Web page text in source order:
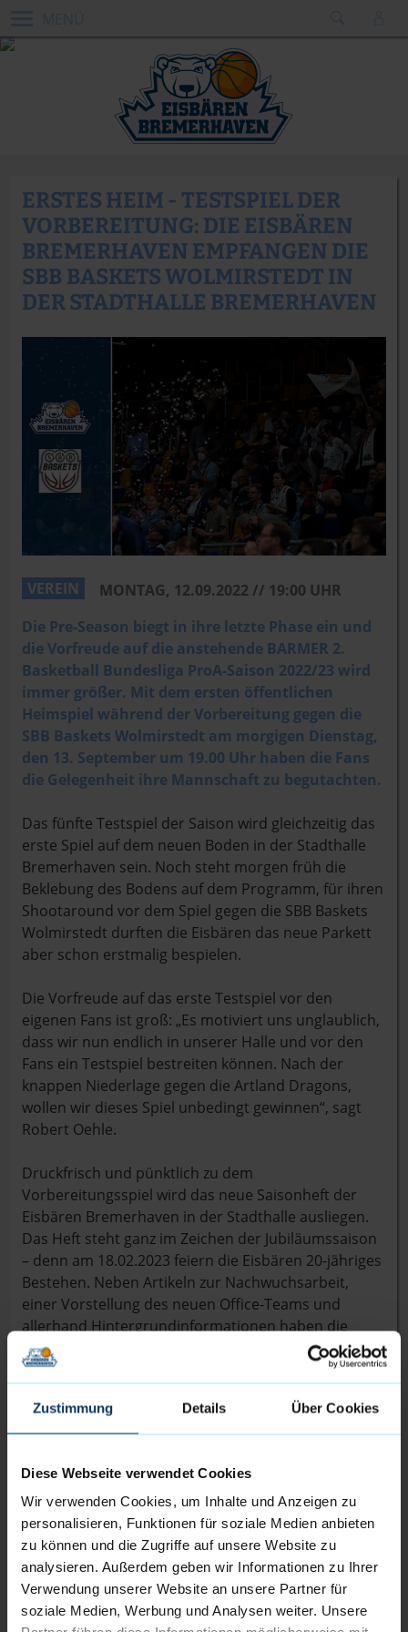
Zustimmung Details Über Cookies
Diese Webseite verwendet Cookies
Wir verwenden Cookies, um Inhalte und Anzeigen zu
personalisieren, Funktionen für soziale Medien anbieten
zu können und die Zugriffe auf unsere Website zu
analysieren. Außerdem geben wir Informationen zu Ihrer
Verwendung unserer Website an unsere Partner für
soziale Medien, Werbung und Analysen weiter. Unsere
ERSTES HEIM - TESTSPIEL DER
VORBEREITUNG: DIE EISBÄREN
BREMERHAVEN EMPFANGEN DIE
SBB BASKETS WOLMIRSTEDT IN
DER STADTHALLE BREMERHAVEN
VEREIN
MONTAG, 12.09.2022 // 19:00 UHR
Die Pre-Season biegt in ihre letzte Phase ein und
die Vorfreude auf die anstehende BARMER 2.
Basketball Bundesliga ProA-Saison 2022/23 wird
immer größer. Mit dem ersten öffentlichen
Heimspiel während der Vorbereitung gegen die
SBB Baskets Wolmirstedt am morgigen Dienstag,
den 13. September um 19.00 Uhr haben die Fans
die Gelegenheit ihre Mannschaft zu begutachten.
Das fünfte Testspiel der Saison wird gleichzeitig das
erste Spiel auf dem neuen Boden in der Stadthalle
Bremerhaven sein. Noch steht morgen früh die
Beklebung des Bodens auf dem Programm, für ihren
Shootaround vor dem Spiel gegen die SBB Baskets
Wolmirstedt durften die Eisbären das neue Parkett
aber schon erstmalig bespielen.
Die Vorfreude auf das erste Testspiel vor den
eigenen Fans ist groß: „Es motiviert uns unglaublich,
dass wir nun endlich in unserer Halle und vor den
Fans ein Testspiel bestreiten können. Nach der
knappen Niederlage gegen die Artland Dragons,
wollen wir dieses Spiel unbedingt gewinnen“, sagt
Robert Oehle.
Druckfrisch und pünktlich zu dem
Vorbereitungsspiel wird das neue Saisonheft der
Eisbären Bremerhaven in der Stadthalle ausliegen.
Das Heft steht ganz im Zeichen der Jubiläumssaison
– denn am 18.02.2023 feiern die Eisbären 20-jähriges
Bestehen. Neben Artikeln zur Nachwuchsarbeit,
einer Vorstellung des neuen Office-Teams und
allerhand Hintergrundinformationen haben die
Eisbären ihre Favoriten aus den Impressionen der
letzten 20 Jahren zusammengesucht. Allen voran
– Mannschaft und des neuen Trainer-Teams.
Änderungen ist dieses Heimspiel erstmalig wieder
unter regulären Bedingungen möglich. Auch die
neuen Fanshop-Artikel können in der Halle am
Merchandise-Stand anprobiert und direkt erworben
werden.
Der Kader der Eisbären Bremerhaven 2022/23